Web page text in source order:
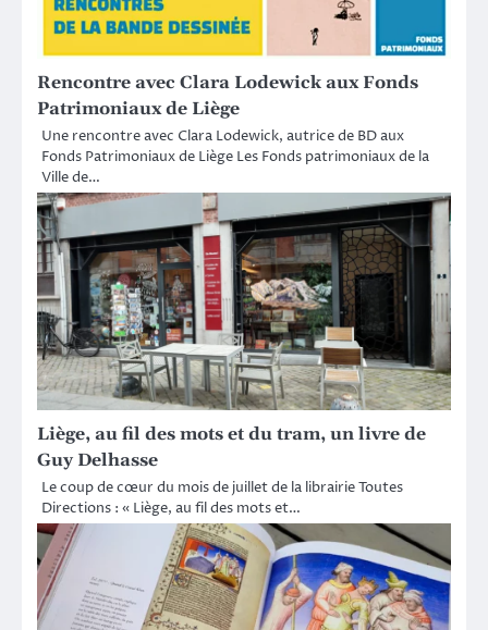
Rencontre avec Clara Lodewick aux Fonds
Patrimoniaux de Liège
Une rencontre avec Clara Lodewick, autrice de BD aux
Fonds Patrimoniaux de Liège Les Fonds patrimoniaux de la
Ville de…
Liège, au fil des mots et du tram, un livre de
Guy Delhasse
Le coup de cœur du mois de juillet de la librairie Toutes
Directions : « Liège, au fil des mots et…